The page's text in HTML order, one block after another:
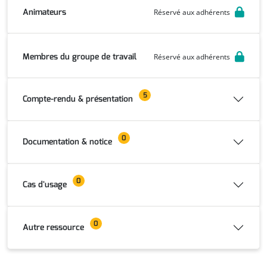
Animateurs Réservé aux adhérents
Membres du groupe de travail Réservé aux adhérents
Compte-rendu & présentation 5
Documentation & notice 0
Cas d'usage 0
Autre ressource 0